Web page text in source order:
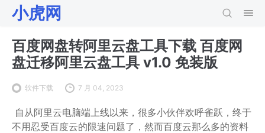
小虎网
百度网盘转阿里云盘工具下载 百度网
盘迁移阿里云盘工具 v1.0 免装版
软件下载 7 月 04, 2023
自从阿里云电脑端上线以来，很多小伙伴欢呼雀跃，终于
不用忍受百度云的限速问题了，然而百度云那么多的资料